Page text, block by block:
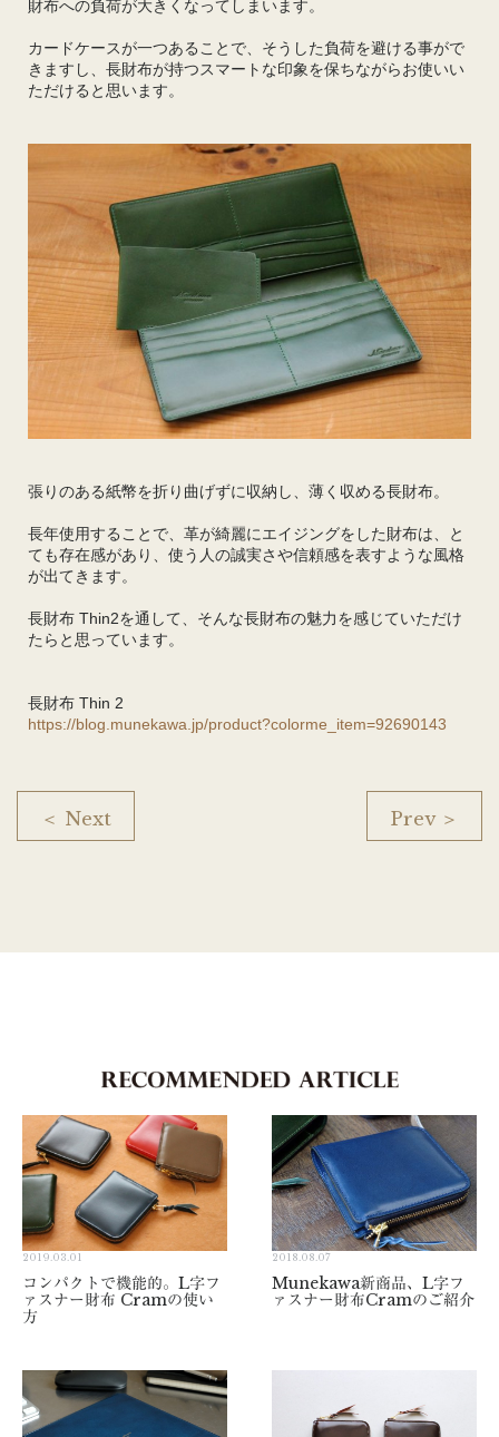
財布への負荷が大きくなってしまいます。
カードケースが一つあることで、そうした負荷を避ける事がで
きますし、長財布が持つスマートな印象を保ちながらお使いい
ただけると思います。
張りのある紙幣を折り曲げずに収納し、薄く収める長財布。
長年使用することで、革が綺麗にエイジングをした財布は、と
ても存在感があり、使う人の誠実さや信頼感を表すような風格
が出てきます。
長財布 Thin2を通して、そんな長財布の魅力を感じていただけ
たらと思っています。
長財布 Thin 2
https://blog.munekawa.jp/product?colorme_item=92690143
＜ Next Prev ＞
2019.03.01
コンパクトで機能的。L字フ
ァスナー財布 Cramの使い
方
2018.08.07
Munekawa新商品、L字フ
ァスナー財布Cramのご紹介